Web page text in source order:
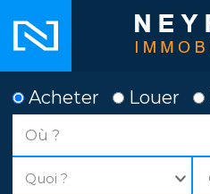
Acheter Louer